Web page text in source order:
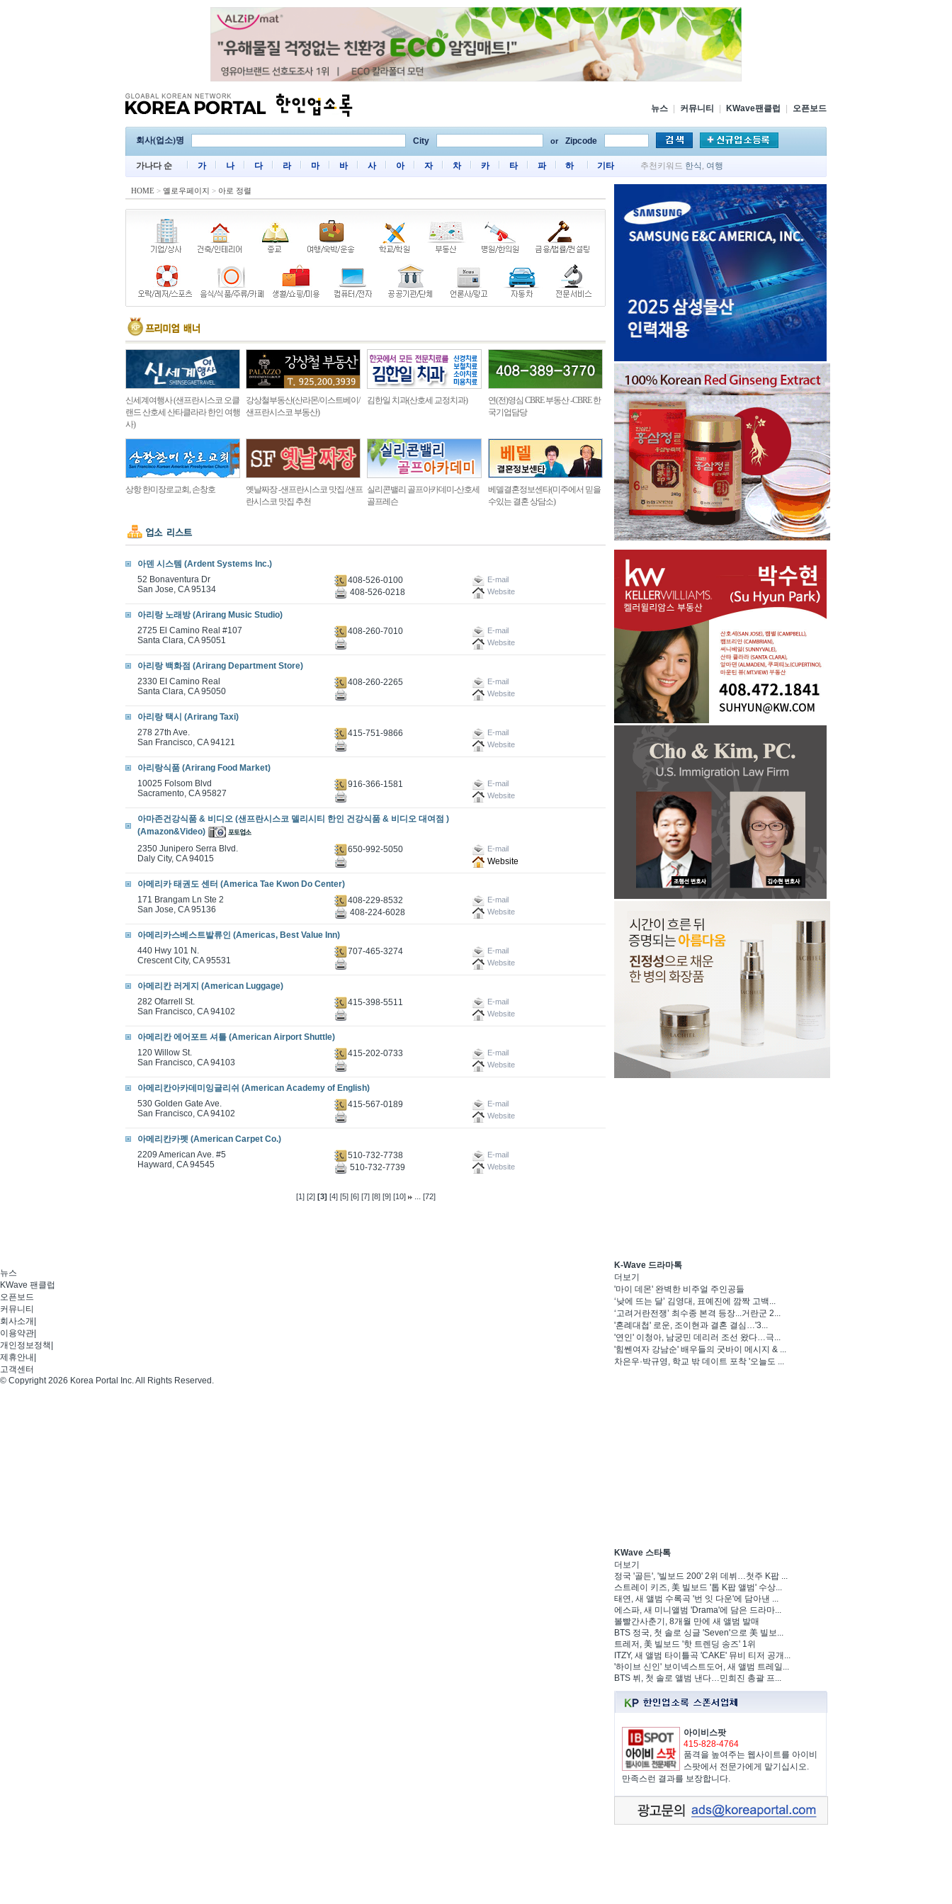
뉴스 커뮤니티 KWave팬클럽 오픈보드
회사(업소)명 City or Zipcode
가나다 순 가 나 다 라 마 바 사 아 자 차 카 타 파 하 기타 추천키워드 한식 , 여행
HOME > 옐로우페이지 > 아로 정렬
신세계여행사 (샌프란시스코 오클
랜드 산호세 산타클라라 한인 여행
사)
강상철부동산(산라몬/이스트베이/
샌프란시스코 부동산)
김한일 치과(산호세 교정치과)
연(전)영심 CBRE 부동산 -CBRE 한
국기업담당
상항 한미장로교회, 손창호
옛날짜장 -샌프란시스코 맛집 /샌프
란시스코 맛집 추천
실리콘밸리 골프아카데미-산호세
골프레슨
베델결혼정보센타(미주에서 믿을
수있는 결혼 상담소)
아덴 시스템 (Ardent Systems Inc.)
52 Bonaventura Dr
San Jose, CA 95134
408-526-0100 E-mail
408-526-0218 Website
아리랑 노래방 (Arirang Music Studio)
2725 El Camino Real #107
Santa Clara, CA 95051
408-260-7010
E-mail
Website
아리랑 백화점 (Arirang Department Store)
2330 EI Camino Real
Santa Clara, CA 95050
408-260-2265
E-mail
Website
아리랑 택시 (Arirang Taxi)
278 27th Ave.
San Francisco, CA 94121
415-751-9866
E-mail
Website
아리랑식품 (Arirang Food Market)
10025 Folsom Blvd
Sacramento, CA 95827
916-366-1581
E-mail
Website
아마존건강식품 & 비디오 (샌프란시스코 델리시티 한인 건강식품 & 비디오 대여점 )
(Amazon&Video)
2350 Junipero Serra Blvd.
Daly City, CA 94015
650-992-5050 E-mail
Website
아메리카 태권도 센터 (America Tae Kwon Do Center)
171 Brangam Ln Ste 2
San Jose, CA 95136
408-229-8532 E-mail
408-224-6028 Website
아메리카스베스트발류인 (Americas, Best Value Inn)
440 Hwy 101 N.
Crescent City, CA 95531
707-465-3274
E-mail
Website
아메리칸 러게지 (American Luggage)
282 Ofarrell St.
San Francisco, CA 94102
415-398-5511
E-mail
Website
아메리칸 에어포트 셔틀 (American Airport Shuttle)
120 Willow St.
San Francisco, CA 94103
415-202-0733
E-mail
Website
아메리칸아카데미잉글리쉬 (American Academy of English)
530 Golden Gate Ave.
San Francisco, CA 94102
415-567-0189
E-mail
Website
아메리칸카펫 (American Carpet Co.)
2209 American Ave. #5
Hayward, CA 94545
510-732-7738 E-mail
510-732-7739 Website
[1] [2] [3] [4] [5] [6] [7] [8] [9] [10] ... [72]
K-Wave 드라마톡
더보기
'마이 데몬' 완벽한 비주얼 주인공들
‘낮에 뜨는 달’ 김영대, 표예진에 깜짝 고백...
‘고려거란전쟁’ 최수종 본격 등장...거란군 2...
'혼례대첩' 로운, 조이현과 결혼 결심…'3...
'연인' 이청아, 남궁민 데리러 조선 왔다…극...
'힘쎈여자 강남순' 배우들의 굿바이 메시지 & ...
차은우·박규영, 학교 밖 데이트 포착 '오늘도 ...
KWave 스타톡
더보기
정국 '골든', '빌보드 200' 2위 데뷔…첫주 K팝 ...
스트레이 키즈, 美 빌보드 '톱 K팝 앨범' 수상...
태연, 새 앨범 수록곡 '번 잇 다운'에 담아낸 ...
에스파, 새 미니앨범 'Drama'에 담은 드라마...
볼빨간사춘기, 8개월 만에 새 앨범 발매
BTS 정국, 첫 솔로 싱글 'Seven'으로 美 빌보...
트레저, 美 빌보드 '핫 트렌딩 송즈' 1위
ITZY, 새 앨범 타이틀곡 'CAKE' 뮤비 티저 공개...
'하이브 신인' 보이넥스트도어, 새 앨범 트레일...
BTS 뷔, 첫 솔로 앨범 낸다…민희진 총괄 프...
아이비스팟
415-828-4764
품격을 높여주는 웹사이트를 아이비
스팟에서 전문가에게 맡기십시오.
만족스런 결과를 보장합니다.
뉴스
KWave 팬클럽
오픈보드
커뮤니티
회사소개
이용약관
개인정보정책
제휴안내
고객센터
© Copyright 2026 Korea Portal Inc. All Rights Reserved.